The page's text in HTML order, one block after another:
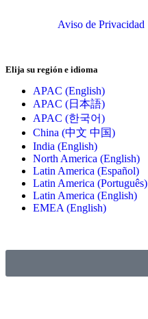
Aviso de Privacidad
Elija su región e idioma
APAC (English)
APAC (日本語)
APAC (한국어)
China (中文 中国)
India (English)
North America (English)
Latin America (Español)
Latin America (Português)
Latin America (English)
EMEA (English)